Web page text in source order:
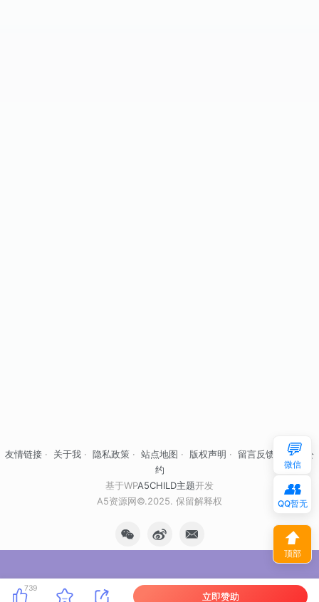
友情链接 · 关于我 · 隐私政策 · 站点地图 · 版权声明 · 留言反馈
自律公
约
基于WPA5CHILD主题开发
A5资源网©.2025. 保留解释权
739
立即赞助
💬
微信
👥
QQ暂无
⬆
顶部